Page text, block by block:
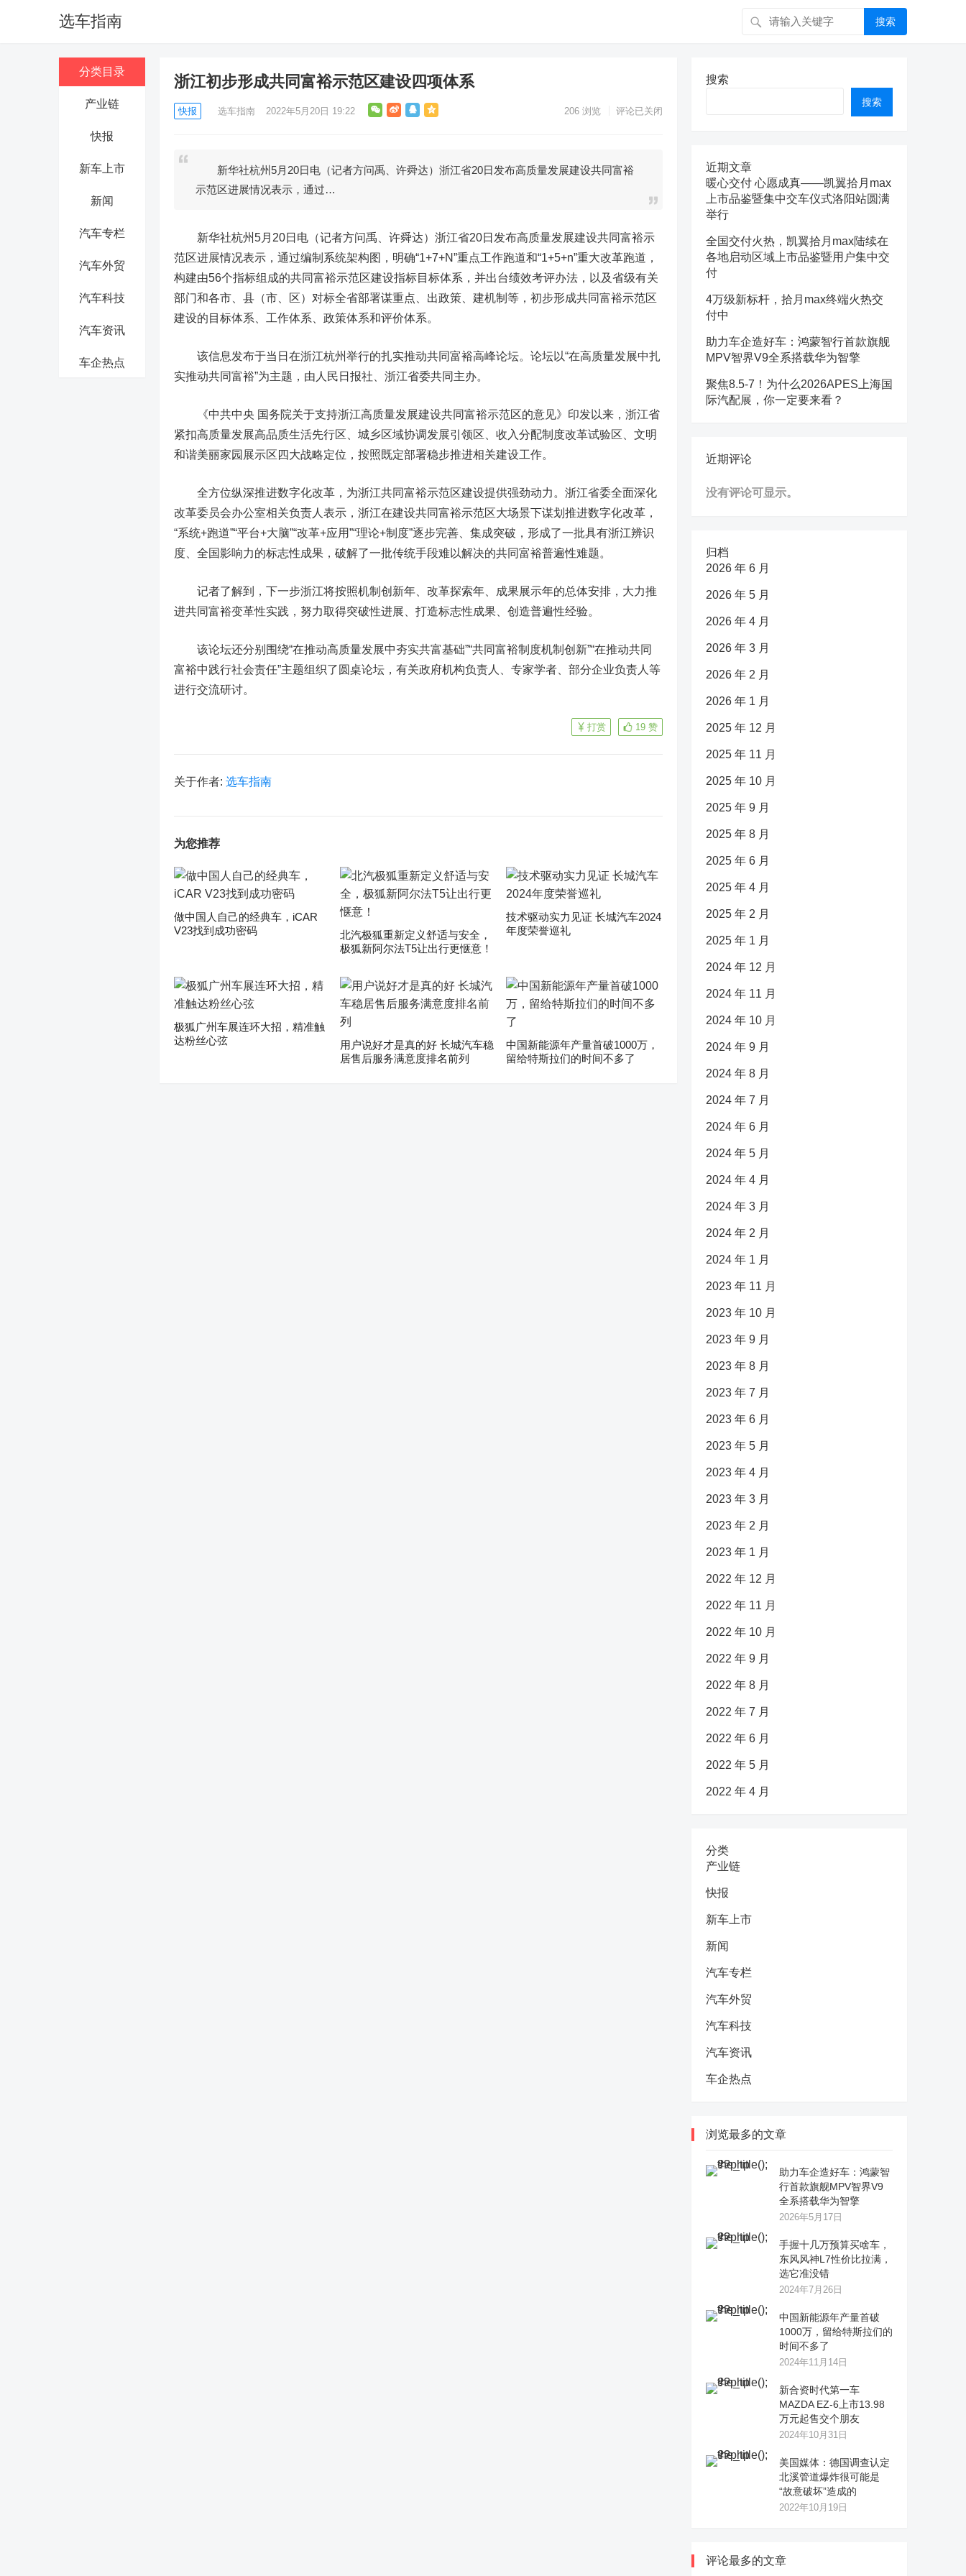
选车指南 搜索
分类目录
产业链
快报
新车上市
新闻
汽车专栏
汽车外贸
汽车科技
汽车资讯
车企热点
浙江初步形成共同富裕示范区建设四项体系
快报 选车指南 2022年5月20日 19:22 206 浏览 评论已关闭
新华社杭州5月20日电（记者方问禹、许舜达）浙江省20日发布高质量发展建设共同富裕
示范区进展情况表示，通过…
新华社杭州5月20日电（记者方问禹、许舜达）浙江省20日发布高质量发展建设共同富裕示
范区进展情况表示，通过编制系统架构图，明确“1+7+N”重点工作跑道和“1+5+n”重大改革跑道，
构建由56个指标组成的共同富裕示范区建设指标目标体系，并出台绩效考评办法，以及省级有关
部门和各市、县（市、区）对标全省部署谋重点、出政策、建机制等，初步形成共同富裕示范区
建设的目标体系、工作体系、政策体系和评价体系。
该信息发布于当日在浙江杭州举行的扎实推动共同富裕高峰论坛。论坛以“在高质量发展中扎
实推动共同富裕”为主题，由人民日报社、浙江省委共同主办。
《中共中央 国务院关于支持浙江高质量发展建设共同富裕示范区的意见》印发以来，浙江省
紧扣高质量发展高品质生活先行区、城乡区域协调发展引领区、收入分配制度改革试验区、文明
和谐美丽家园展示区四大战略定位，按照既定部署稳步推进相关建设工作。
全方位纵深推进数字化改革，为浙江共同富裕示范区建设提供强劲动力。浙江省委全面深化
改革委员会办公室相关负责人表示，浙江在建设共同富裕示范区大场景下谋划推进数字化改革，
“系统+跑道”“平台+大脑”“改革+应用”“理论+制度”逐步完善、集成突破，形成了一批具有浙江辨识
度、全国影响力的标志性成果，破解了一批传统手段难以解决的共同富裕普遍性难题。
记者了解到，下一步浙江将按照机制创新年、改革探索年、成果展示年的总体安排，大力推
进共同富裕变革性实践，努力取得突破性进展、打造标志性成果、创造普遍性经验。
该论坛还分别围绕“在推动高质量发展中夯实共富基础”“共同富裕制度机制创新”“在推动共同
富裕中践行社会责任”主题组织了圆桌论坛，有关政府机构负责人、专家学者、部分企业负责人等
进行交流研讨。
19 赞
打赏
关于作者: 选车指南
为您推荐
做中国人自己的经典车，iCAR
V23找到成功密码
​北汽极狐重新定义舒适与安全，
极狐新阿尔法T5让出行更惬意！
技术驱动实力见证 长城汽车2024
年度荣誉巡礼
极狐广州车展连环大招，精准触
达粉丝心弦
用户说好才是真的好 长城汽车稳
居售后服务满意度排名前列
中国新能源年产量首破1000万，
留给特斯拉们的时间不多了
搜索
搜索
近期文章
暖心交付 心愿成真——凯翼拾月max
上市品鉴暨集中交车仪式洛阳站圆满
举行
全国交付火热，凯翼拾月max陆续在
各地启动区域上市品鉴暨用户集中交
付
4万级新标杆，拾月max终端火热交
付中
助力车企造好车：鸿蒙智行首款旗舰
MPV智界V9全系搭载华为智擎
聚焦8.5-7！为什么2026APES上海国
际汽配展，你一定要来看？
近期评论
没有评论可显示。
归档
2026 年 6 月
2026 年 5 月
2026 年 4 月
2026 年 3 月
2026 年 2 月
2026 年 1 月
2025 年 12 月
2025 年 11 月
2025 年 10 月
2025 年 9 月
2025 年 8 月
2025 年 6 月
2025 年 4 月
2025 年 2 月
2025 年 1 月
2024 年 12 月
2024 年 11 月
2024 年 10 月
2024 年 9 月
2024 年 8 月
2024 年 7 月
2024 年 6 月
2024 年 5 月
2024 年 4 月
2024 年 3 月
2024 年 2 月
2024 年 1 月
2023 年 11 月
2023 年 10 月
2023 年 9 月
2023 年 8 月
2023 年 7 月
2023 年 6 月
2023 年 5 月
2023 年 4 月
2023 年 3 月
2023 年 2 月
2023 年 1 月
2022 年 12 月
2022 年 11 月
2022 年 10 月
2022 年 9 月
2022 年 8 月
2022 年 7 月
2022 年 6 月
2022 年 5 月
2022 年 4 月
分类
产业链
快报
新车上市
新闻
汽车专栏
汽车外贸
汽车科技
汽车资讯
车企热点
浏览最多的文章
助力车企造好车：鸿蒙智
行首款旗舰MPV智界V9
全系搭载华为智擎
2026年5月17日
手握十几万预算买啥车，
东风风神L7性价比拉满，
选它准没错
2024年7月26日
中国新能源年产量首破
1000万，留给特斯拉们的
时间不多了
2024年11月14日
新合资时代第一车
MAZDA EZ-6上市13.98
万元起售交个朋友
2024年10月31日
美国媒体：德国调查认定
北溪管道爆炸很可能是
“故意破坏”造成的
2022年10月19日
评论最多的文章